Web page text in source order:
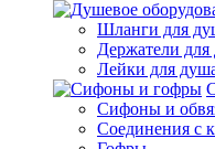
Шланги для
Держатели для
Лейки для
Сифоны и
Соединения с